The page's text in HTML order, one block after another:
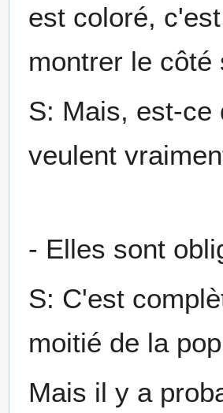
est coloré,
montrer le
S: Mais, est-ce
veulent
- Elles sont
S: C'est
moitié de la
Mais il y a